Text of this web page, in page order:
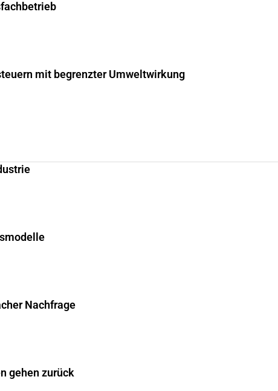
mit begrenzter Umweltwirkung
Nachfrage
gehen zurück